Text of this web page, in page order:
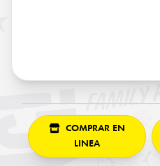
COMPRAR EN
LINEA